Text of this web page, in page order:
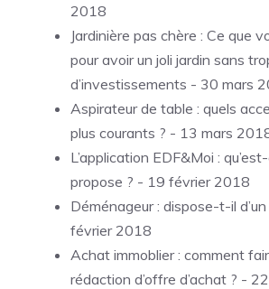
2018
Jardinière pas chère : Ce que
pour avoir un joli jardin sans
d’investissements - 30 mars
Aspirateur de table : quels
plus courants ? - 13 mars
L’application EDF&Moi :
propose ? - 19 février 2018
Déménageur : dispose-t-il
février 2018
Achat immoblier : comment
rédaction d’offre d’achat ? -